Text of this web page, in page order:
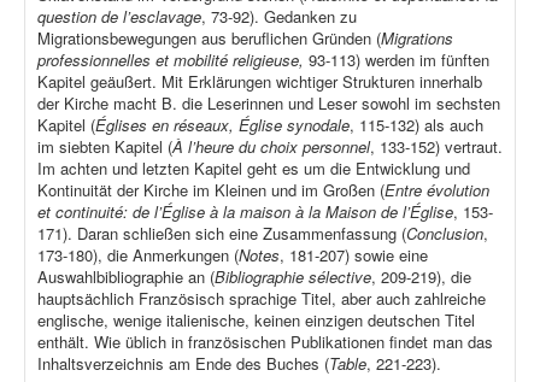
question de l’esclavage, 73-92). Gedanken zu
Migrationsbewegungen aus beruflichen Gründen (Migrations
professionnelles et mobilité religieuse, 93-113) werden im fünften
Kapitel geäußert. Mit Erklärungen wichtiger Strukturen innerhalb
der Kirche macht B. die Leserinnen und Leser sowohl im sechsten
Kapitel (Églises en réseaux, Église synodale, 115-132) als auch
im siebten Kapitel (À l’heure du choix personnel, 133-152) vertraut.
Im achten und letzten Kapitel geht es um die Entwicklung und
Kontinuität der Kirche im Kleinen und im Großen (Entre évolution
et continuité: de l’Église à la maison à la Maison de l’Église, 153-
171). Daran schließen sich eine Zusammenfassung (Conclusion,
173-180), die Anmerkungen (Notes, 181-207) sowie eine
Auswahlbibliographie an (Bibliographie sélective, 209-219), die
hauptsächlich Französisch sprachige Titel, aber auch zahlreiche
englische, wenige italienische, keinen einzigen deutschen Titel
enthält. Wie üblich in französischen Publikationen findet man das
Inhaltsverzeichnis am Ende des Buches (Table, 221-223).